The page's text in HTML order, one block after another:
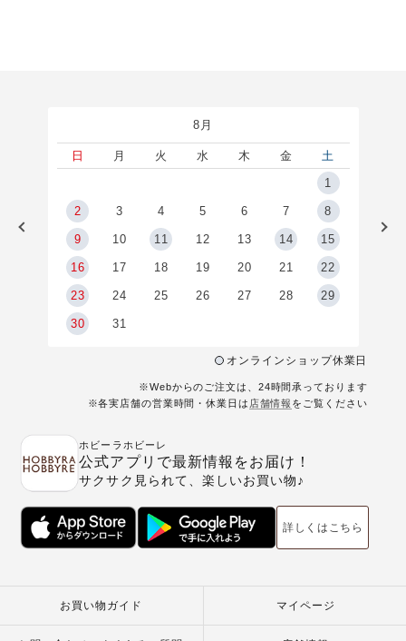
8月
日 月 火 水 木 金
土
1
2 3 4 5 6 7 8
9 10 11 12 13 14 15
16 17 18 19 20 21 22
23 24 25 26 27 28 29
30 31
オンラインショップ休業日
※Webからのご注文は、24時間承っております
※各実店舗の営業時間・休業日は 店舗情報 をご覧ください
ホビーラホビーレ
公式アプリで最新情報をお届け！
サクサク見られて、楽しいお買い物♪
詳しくはこちら
お買い物ガイド マイページ